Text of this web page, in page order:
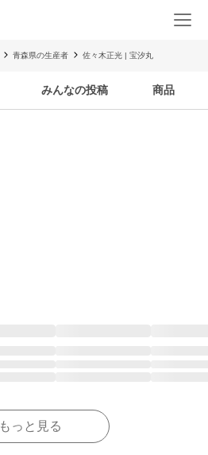
青森県の生産者 佐々木正光 | 宝汐丸
みんなの投稿 商品
もっと見る